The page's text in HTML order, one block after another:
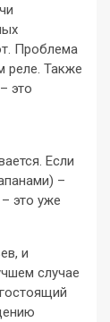
Проблема
реле. Также
это
Если
–
это уже
и
случае